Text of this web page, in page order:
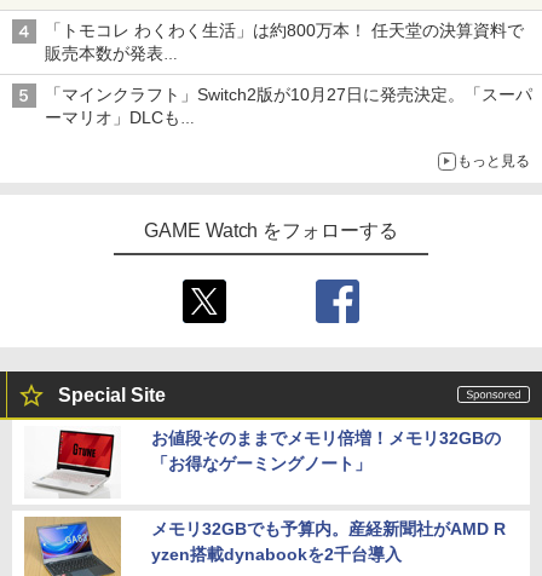
シリーズ累計100タイトルへ
「トモコレ わくわく生活」は約800万本！ 任天堂の決算資料で
販売本数が発表
「ぽこポケ」は127万本に
「マインクラフト」Switch2版が10月27日に発売決定。「スーパ
ーマリオ」DLCも
もっと見る
GAME Watch をフォローする
Special Site
お値段そのままでメモリ倍増！メモリ32GBの
「お得なゲーミングノート」
メモリ32GBでも予算内。産経新聞社がAMD R
yzen搭載dynabookを2千台導入